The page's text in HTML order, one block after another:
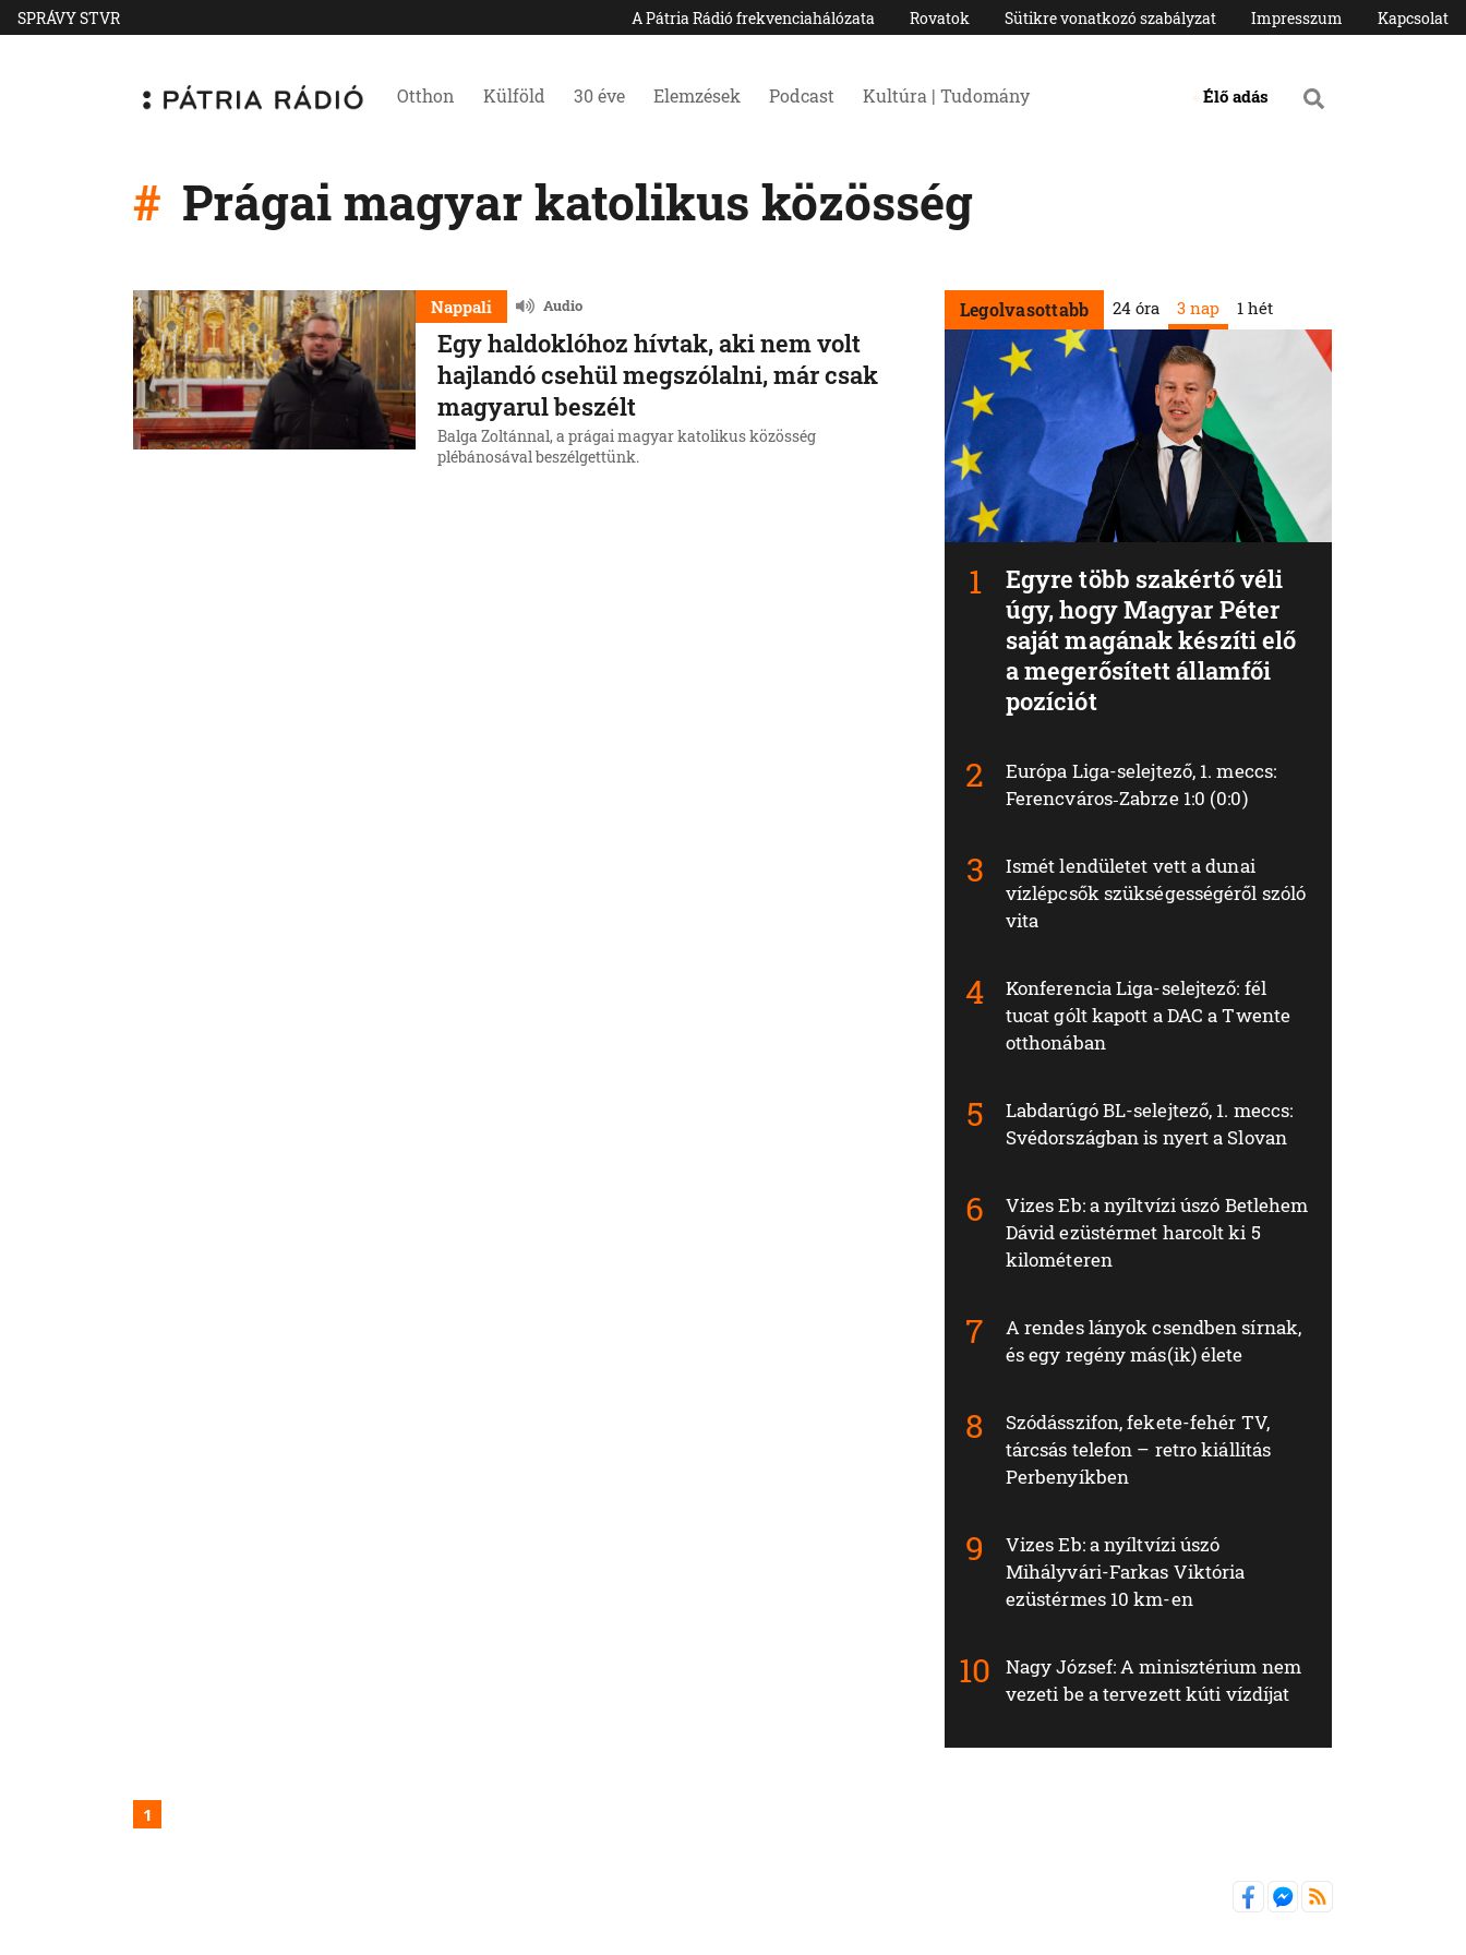
SPRÁVY STVR A Pátria Rádió frekvenciahálózata Rovatok Sütikre vonatkozó szabályzat Impresszum Kapcsolat
Otthon Külföld 30 éve Elemzések Podcast Kultúra | Tudomány Élő adás
Prágai magyar katolikus közösség
Nappali Audio
Egy haldoklóhoz hívtak, aki nem volt
hajlandó csehül megszólalni, már csak
magyarul beszélt
Balga Zoltánnal, a prágai magyar katolikus közösség
plébánosával beszélgettünk.
Legolvasottabb 24 óra 3 nap
Egyre több szakértő véli
úgy, hogy Magyar Péter
saját magának készíti elő
a megerősített államfői
pozíciót
Európa Liga-selejtező, 1. meccs:
Ferencváros‑Zabrze 1:0 (0:0)
Ismét lendületet vett a dunai
vízlépcsők szükségességéről szóló
vita
Konferencia Liga-selejtező: fél
tucat gólt kapott a DAC a Twente
otthonában
Labdarúgó BL-selejtező, 1. meccs:
Svédországban is nyert a Slovan
Vizes Eb: a nyíltvízi úszó Betlehem
Dávid ezüstérmet harcolt ki 5
kilométeren
A rendes lányok csendben sírnak,
és egy regény más(ik) élete
Szódásszifon, fekete-fehér TV,
tárcsás telefon – retro kiállítás
Perbenyíkben
Vizes Eb: a nyíltvízi úszó
Mihályvári-Farkas Viktória
ezüstérmes 10 km-en
Nagy József: A minisztérium nem
vezeti be a tervezett kúti vízdíjat
1 hét
1